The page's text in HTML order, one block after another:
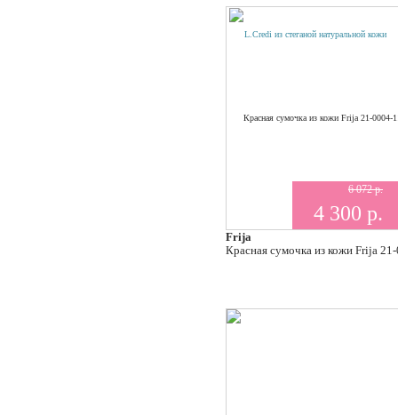
6 072 р.
4 300 р.
Frija
Красная сумочка из кожи Frija